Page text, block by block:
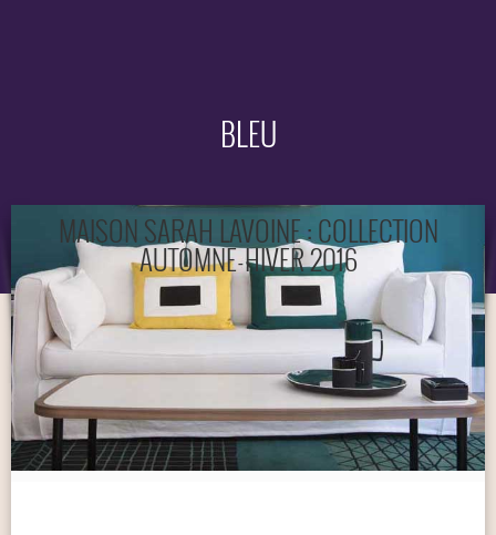
OBJET
MARQUES
BLEU
MAISON SARAH LAVOINE : COLLECTION
AUTOMNE-HIVER 2016